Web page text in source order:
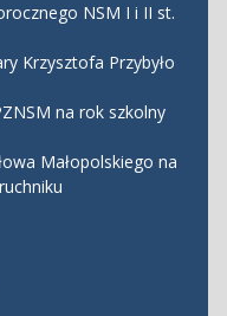
NSM I i II st.
Krzysztofa Przybyło
na rok szkolny
Małopolskiego na